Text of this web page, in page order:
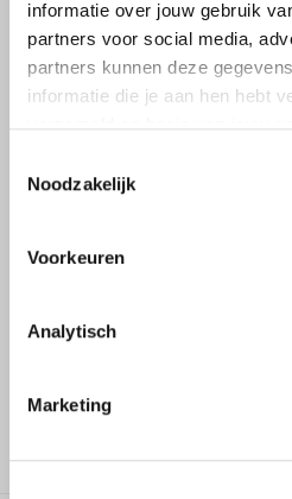
informatie over jouw gebruik
partners voor social media,
partners kunnen deze
informatie die je aan hen hebt
Noodzakelijk
Voorkeuren
Analytisch
Marketing
Voor 17.30u